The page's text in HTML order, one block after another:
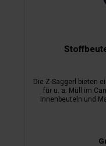
Die Z-Saggerl bieten
für u. a. Müll im
Innenbeuteln und